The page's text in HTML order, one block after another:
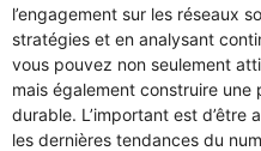
l’engagement sur les réseaux
stratégies et en analysant
vous pouvez non seulement
mais également construire une
durable. L’important est
les dernières tendances du